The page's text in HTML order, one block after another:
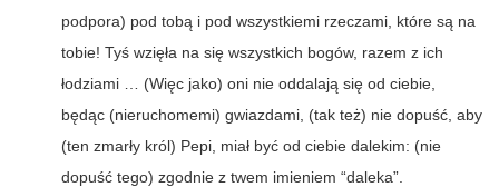
podpora) pod tobą i pod wszystkiemi rzeczami, które są na
tobie! Tyś wzięła na się wszystkich bogów, razem z ich
łodziami … (Więc jako) oni nie oddalają się od ciebie,
będąc (nieruchomemi) gwiazdami, (tak też) nie dopuść, aby
(ten zmarły król) Pepi, miał być od ciebie dalekim: (nie
dopuść tego) zgodnie z twem imieniem “daleka”.